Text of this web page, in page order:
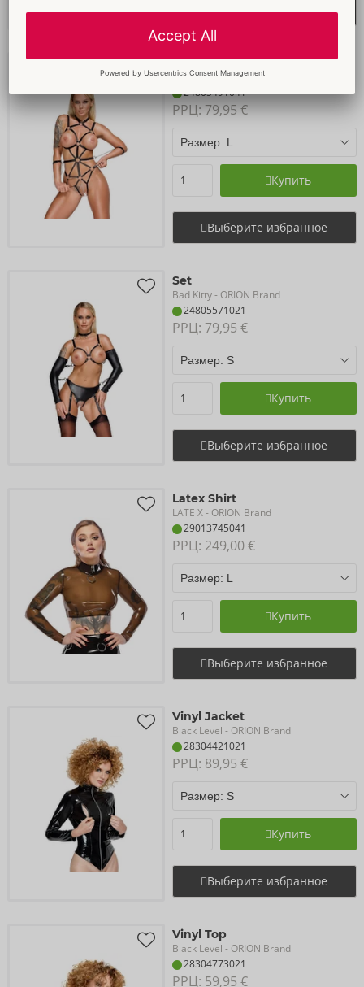
Выберите избранное
Body
Bad Kitty- ORION Brand
24805491041
РРЦ: 79,95 €
Купить
Выберите избранное
Set
Bad Kitty- ORION Brand
24805571021
РРЦ: 79,95 €
Купить
Выберите избранное
Latex Shirt
LATE X- ORION Brand
29013745041
РРЦ: 249,00 €
Купить
Выберите избранное
Vinyl Jacket
Black Level - ORION Brand
28304421021
РРЦ: 89,95 €
Купить
Выберите избранное
Vinyl Top
Black Level - ORION Brand
28304773021
РРЦ: 59,95 €